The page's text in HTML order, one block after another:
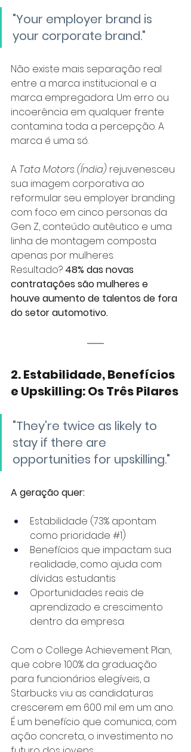
"Your employer brand is
your corporate brand."
Não existe mais separação real
entre a marca institucional e a
marca empregadora. Um erro ou
incoerência em qualquer frente
contamina toda a percepção. A
marca é uma só.
A Tata Motors (Índia) rejuvenesceu
sua imagem corporativa ao
reformular seu employer branding
com foco em cinco personas da
Gen Z, conteúdo autêutico e uma
linha de montagem composta
apenas por mulheres.
Resultado? 48% das novas
contratações são mulheres e
houve aumento de talentos de fora
do setor automotivo.
2. Estabilidade, Benefícios
e Upskilling: Os Três Pilares
"They're twice as likely to
stay if there are
opportunities for upskilling."
A geração quer:
Estabilidade (73% apontam
como prioridade #1)
Benefícios que impactam sua
realidade, como ajuda com
dívidas estudantis
Oportunidades reais de
aprendizado e crescimento
dentro da empresa
Com o College Achievement Plan,
que cobre 100% da graduação
para funcionários elegíveis, a
Starbucks viu as candidaturas
crescerem em 600 mil em um ano.
É um benefício que comunica, com
ação concreta, o investimento no